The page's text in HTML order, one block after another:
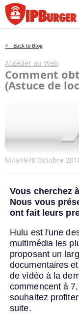
Passer
au
contenu
< Back to Blog
Accéder au Web
Comment
(Astuce de
Milan978 Octobre
Vous cherchez
Nous vous
ont fait leurs
Hulu est l'une
multimédia les
proposant un
documentaires
de vidéo à la
commencent à
souhaitez
suite.